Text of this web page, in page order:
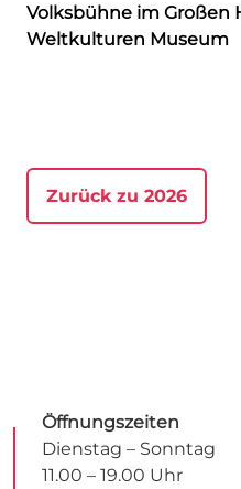
Volksbühne im Großen
Weltkulturen Museum
Zurück zu 2026
Öffnungszeiten
Dienstag – Sonntag
11.00 – 19.00 Uhr